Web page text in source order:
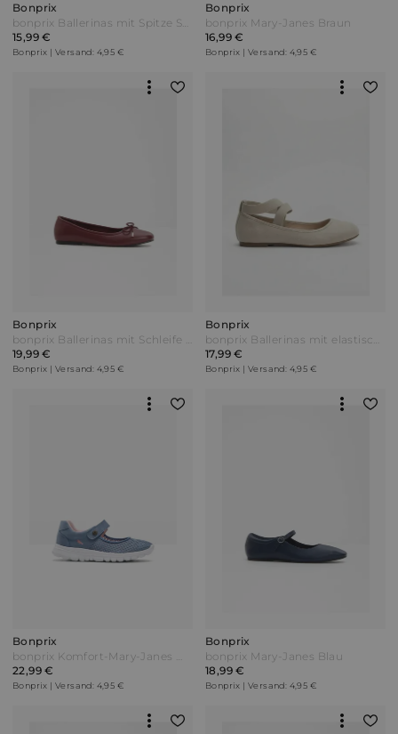
Bonprix
bonprix Ballerinas mit Spitze Schwarz
15,99 €
Bonprix | Versand: 4,95 €
Bonprix
bonprix Mary-Janes Braun
16,99 €
Bonprix | Versand: 4,95 €
Bonprix
bonprix Ballerinas mit Schleife Rot
19,99 €
Bonprix | Versand: 4,95 €
Bonprix
bonprix Ballerinas mit elastischen Riemen Beige
17,99 €
Bonprix | Versand: 4,95 €
Bonprix
bonprix Komfort-Mary-Janes mit leichter Sohle Blau
22,99 €
Bonprix | Versand: 4,95 €
Bonprix
bonprix Mary-Janes Blau
18,99 €
Bonprix | Versand: 4,95 €